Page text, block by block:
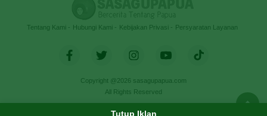
Tentang Kami Hubungi Kami Kebijakan Privasi Persyaratan Layanan
Copyright @2026 sasagupapua.com
All Rights Reserved
Tutup Iklan